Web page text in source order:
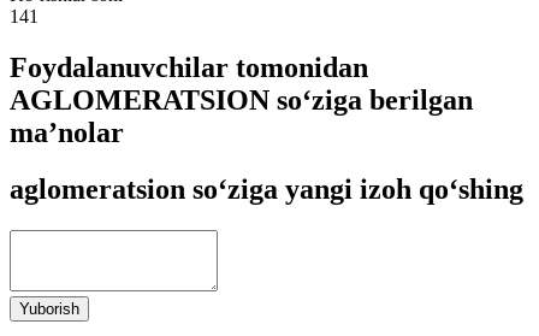
141
Foydalanuvchilar tomonidan
AGLOMERATSION so‘ziga berilgan
ma’nolar
aglomeratsion so‘ziga yangi izoh qo‘shing
Yuborish